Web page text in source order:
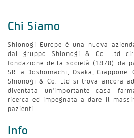
Chi Siamo
Shionogi Europe è una nuova
dal gruppo Shionogi & Co. Ltd
fondazione della società (1878) da
SR. a Doshomachi, Osaka,
Shionogi & Co. Ltd si trova ancora
diventata un'importante casa
ricerca ed impegnata a dare il
pazienti.
Info